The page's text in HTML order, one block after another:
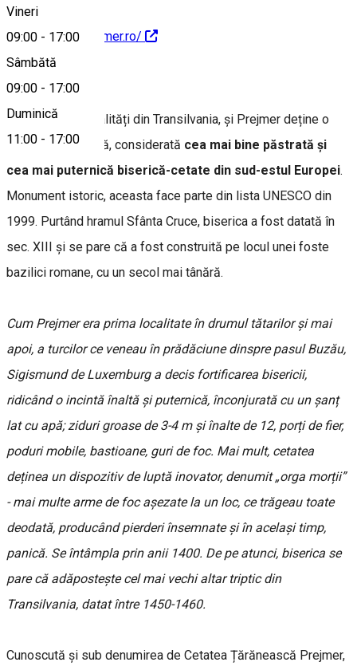
Vineri
09:00 - 17:00
Sâmbătă
09:00 - 17:00
Duminică
11:00 - 17:00
http://cetateaprejmer.ro/
Despre
Ca multe alte localități din Transilvania, și Prejmer deține o
biserică fortificată, considerată cea mai bine păstrată și
cea mai puternică biserică-cetate din sud-estul Europei.
Monument istoric, aceasta face parte din lista UNESCO din
1999. Purtând hramul Sfânta Cruce, biserica a fost datată în
sec. XIII și se pare că a fost construită pe locul unei foste
bazilici romane, cu un secol mai tânără.
Cum Prejmer era prima localitate în drumul tătarilor şi mai
apoi, a turcilor ce veneau în prădăciune dinspre pasul Buzău,
Sigismund de Luxemburg a decis fortificarea bisericii,
ridicând o incintă înaltă și puternică, înconjurată cu un șanț
lat cu apă; ziduri groase de 3-4 m și înalte de 12, porți de fier,
poduri mobile, bastioane, guri de foc. Mai mult, cetatea
deținea un dispozitiv de luptă inovator, denumit „orga morții”
- mai multe arme de foc așezate la un loc, ce trăgeau toate
deodată, producând pierderi însemnate și în același timp,
panică. Se întâmpla prin anii 1400. De pe atunci, biserica se
pare că adăpostește cel mai vechi altar triptic din
Transilvania, datat între 1450-1460.
Cunoscută și sub denumirea de Cetatea Țărănească Prejmer,